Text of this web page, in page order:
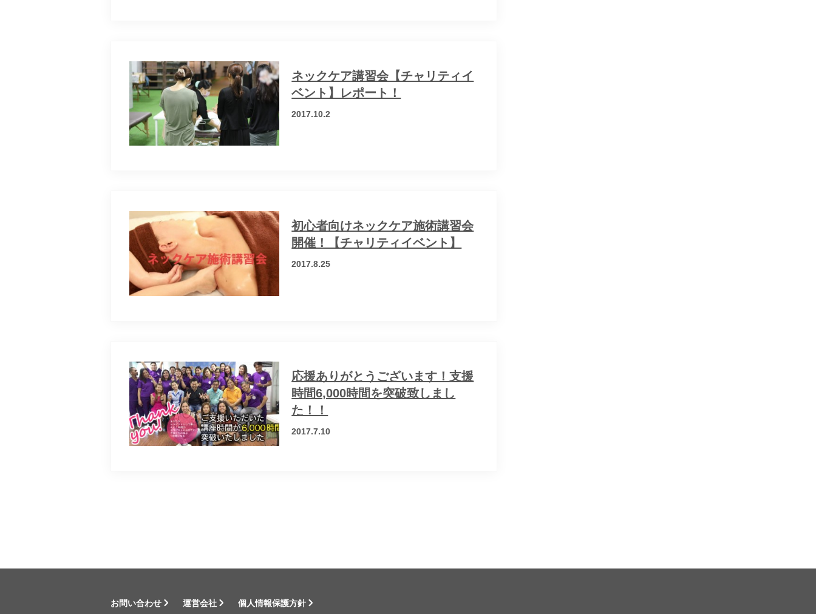
ネックケア講習会【チャリティイ
ベント】レポート！
2017.10.2
初心者向けネックケア施術講習会
開催！【チャリティイベント】
2017.8.25
応援ありがとうございます！支援
時間6,000時間を突破致しまし
た！！
2017.7.10
お問い合わせ 運営会社 個人情報保護方針